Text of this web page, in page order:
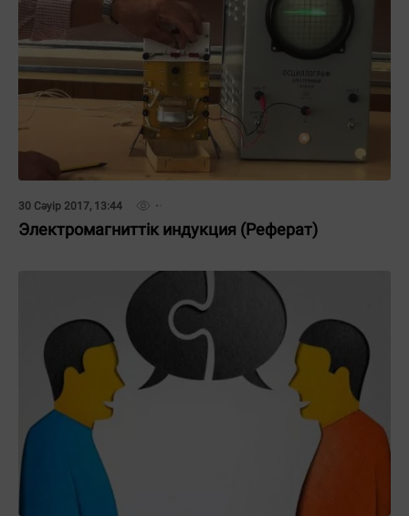
30 Сәуір 2017, 13:44
Электромагниттік индукция (Реферат)